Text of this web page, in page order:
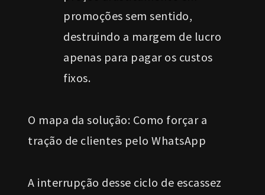
promoções sem sentido,
destruindo a margem de lucro
apenas para pagar os custos
fixos.
O mapa da solução: Como forçar a
tração de clientes pelo WhatsApp
A interrupção desse ciclo de escassez